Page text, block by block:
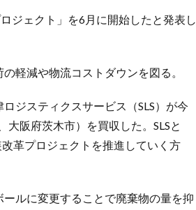
ジェクト」を6月に開始したと発表し
軽減や物流コストダウンを図る。
ジスティクスサービス（SLS）が今
阪府茨木市）を買収した。SLSと
革プロジェクトを推進していく方
ルに変更することで廃棄物の量を抑